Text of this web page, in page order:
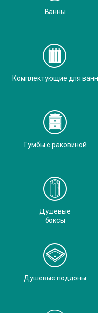
Ванны
Комплектующие для ванн
Тумбы с раковиной
Душевые
боксы
Душевые поддоны